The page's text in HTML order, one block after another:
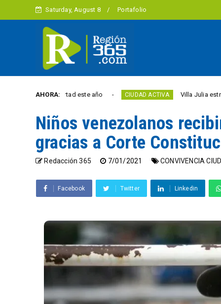
Saturday, August 8 Portafolio
AHORA:
la libertad este año CIUDAD ACTIVA Villa Julia estrena puente
Niños venezolanos
gracias a Corte
Redacción 365 7/01/2021 CONVIVENCIA
Facebook Twitter Linkedin